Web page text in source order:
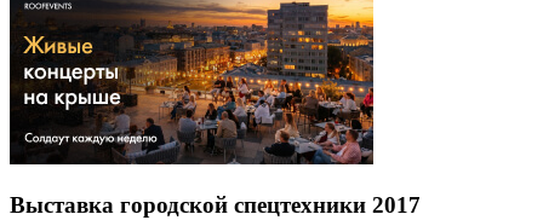
Выставка городской спецтехники 2017